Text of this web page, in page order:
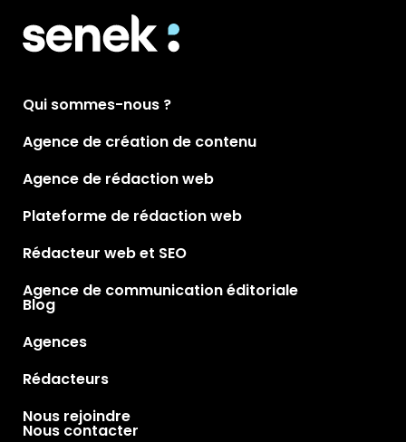
Qui sommes-nous ?
Agence de création de contenu
Agence de rédaction web
Plateforme de rédaction web
Rédacteur web et SEO
Agence de communication éditoriale
Blog
Agences
Rédacteurs
Nous rejoindre
Nous contacter